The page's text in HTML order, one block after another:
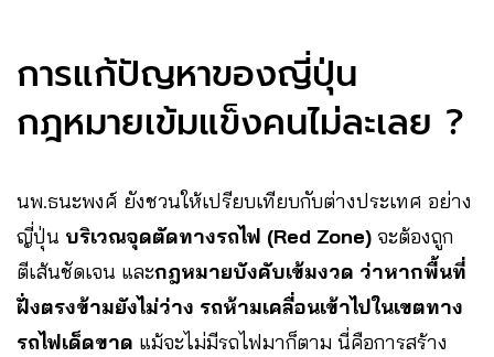
การแก้ปัญหาของญี่ปุ่น
กฎหมายเข้มแข็งคนไม่ละเลย ?
นพ.ธนะพงศ์ ยังชวนให้เปรียบเทียบกับต่างประเทศ อย่าง
ญี่ปุ่น บริเวณจุดตัดทางรถไฟ (Red Zone) จะต้องถูก
ตีเส้นชัดเจน และกฎหมายบังคับเข้มงวด ว่าหากพื้นที่
ฝั่งตรงข้ามยังไม่ว่าง รถห้ามเคลื่อนเข้าไปในเขตทาง
รถไฟเด็ดขาด แม้จะไม่มีรถไฟมาก็ตาม นี่คือการสร้าง